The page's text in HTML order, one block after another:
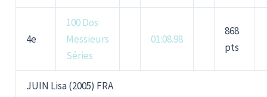
4e
100 Dos
Messieurs
Séries
01:08.98
868
pts
JUIN Lisa (2005) FRA